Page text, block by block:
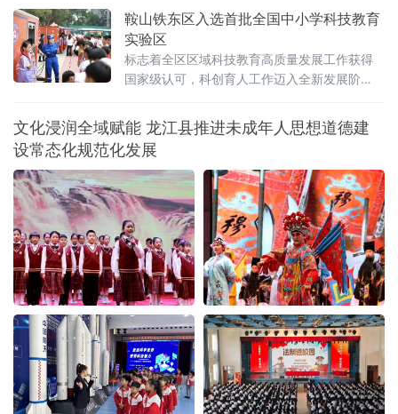
鞍山铁东区入选首批全国中小学科技教育
实验区
标志着全区区域科技教育高质量发展工作获得
国家级认可，科创育人工作迈入全新发展阶
育发展水平稳居鞍山市首位、全省前列。全区
现有24所中小学、1所九年一贯制学校，三万余
名在校学生。依托区青少年科技活动中心统筹
校外科创教
文化浸润全域赋能 龙江县推进未成年人思想道德建
设常态化规范化发展